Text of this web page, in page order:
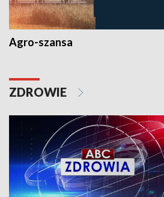
Agro-szansa
ZDROWIE